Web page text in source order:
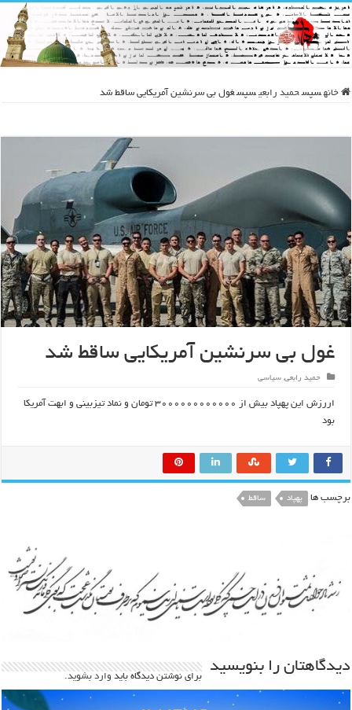
خانه سپس حمید رابعی سپس غول بی سرنشین آمریکایی ساقط شد
غول بی سرنشین آمریکایی ساقط شد
حمید رابعی,سیاسی
اررزش این پهپاد بیش از ۳۰۰۰۰۰۰۰۰۰۰۰۰ تومان و نماد تیزبینی و ابهت آمریکا
بود
برچسب ها پهپاد ساقط
دیدگاهتان را بنویسید
برای نوشتن دیدگاه باید وارد بشوید.